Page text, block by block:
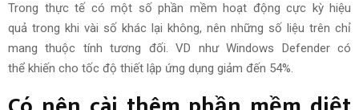
Trong thực tếcó một sốphần mềm hoạt động cực kỳ hiệu
quả trong khi vài số khác lại không, nên những số liệu trên chỉ
mangthuộc tính tương đối.VD như Windows Defender có
thể khiến cho tốc độ thiết lập ứng dụng giảm đến 54%.